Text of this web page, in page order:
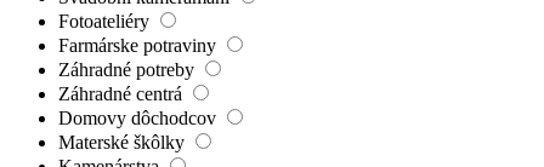
Fotoateliéry
Farmárske potraviny
Záhradné potreby
Záhradné centrá
Domovy dôchodcov
Materské škôlky